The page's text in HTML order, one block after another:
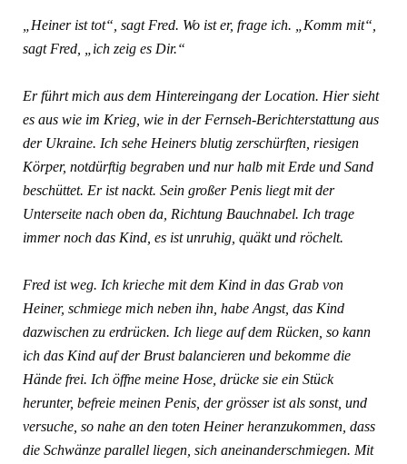
„Heiner ist tot“, sagt Fred. Wo ist er, frage ich. „Komm mit“,
sagt Fred, „ich zeig es Dir.“
Er führt mich aus dem Hintereingang der Location. Hier sieht
es aus wie im Krieg, wie in der Fernseh-Berichterstattung aus
der Ukraine. Ich sehe Heiners blutig zerschürften, riesigen
Körper, notdürftig begraben und nur halb mit Erde und Sand
beschüttet. Er ist nackt. Sein großer Penis liegt mit der
Unterseite nach oben da, Richtung Bauchnabel. Ich trage
immer noch das Kind, es ist unruhig, quäkt und röchelt.
Fred ist weg. Ich krieche mit dem Kind in das Grab von
Heiner, schmiege mich neben ihn, habe Angst, das Kind
dazwischen zu erdrücken. Ich liege auf dem Rücken, so kann
ich das Kind auf der Brust balancieren und bekomme die
Hände frei. Ich öffne meine Hose, drücke sie ein Stück
herunter, befreie meinen Penis, der grösser ist als sonst, und
versuche, so nahe an den toten Heiner heranzukommen, dass
die Schwänze parallel liegen, sich aneinanderschmiegen. Mit